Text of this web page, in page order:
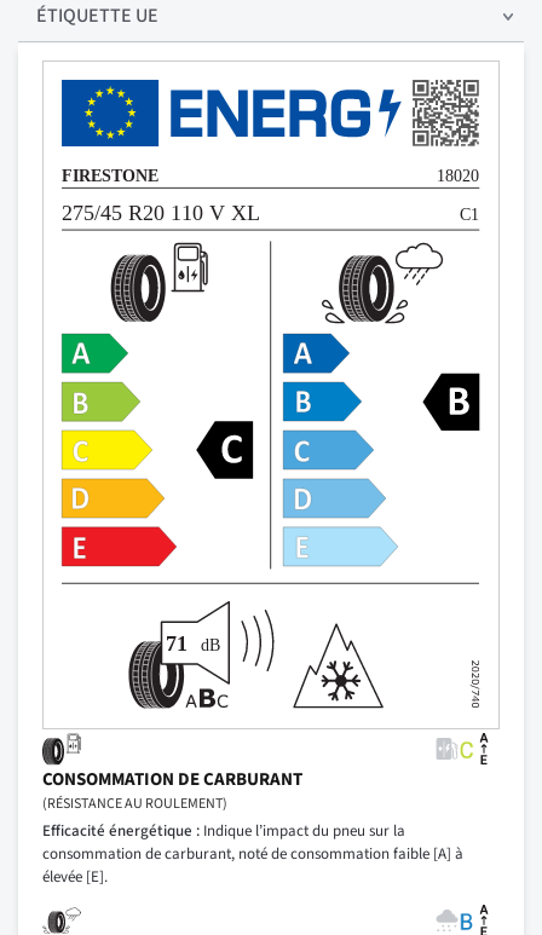
ÉTIQUETTE UE
CONSOMMATION DE CARBURANT
(RÉSISTANCE AU ROULEMENT)
Efficacité énergétique : Indique l’impact du pneu sur la
consommation de carburant, noté de consommation faible [A] à
élevée [E].